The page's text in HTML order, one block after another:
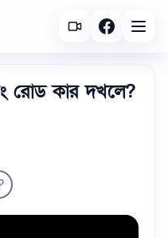
রোড কার দখলে?